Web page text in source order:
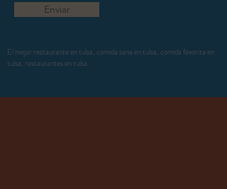
Enviar
El mejor restaurante en tulsa, comida sana en tulsa, comida favorita en
tulsa, restaurantes en tulsa.